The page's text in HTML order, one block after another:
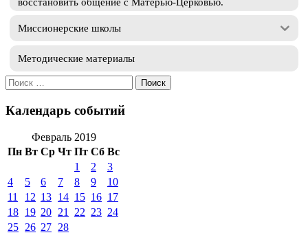
восстановить общение с Матерью-Церковью.
Миссионерские школы
Методические материалы
Искать:
Календарь событий
Февраль 2019
Пн Вт Ср Чт Пт Сб Вс
1 2
3
4
5 6 7 8 9
10
11
12 13 14 15 16 17
18 19 20 21 22 23 24
25 26 27 28